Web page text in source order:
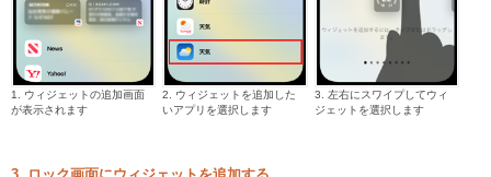
1. ウィジェットの追加画面
が表示されます
2. ウィジェットを追加した
いアプリを選択します
3. 左右にスワイプしてウィ
ジェットを選択します